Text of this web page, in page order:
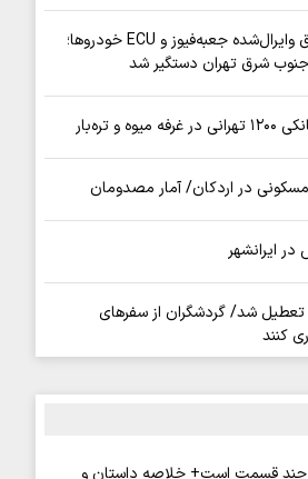
پایان جولان سارق وایرال‌شده جعبه‌فیوز و ECU خودروها؛
شرق تهران دستگیر شد
و تره‌بار
در اردکان/ آمار مصدومان
ایرانشهر
تعطیل شد/ گردشگران از سفرهای
کنند
چند قسمت است+ خلاصه داستان و